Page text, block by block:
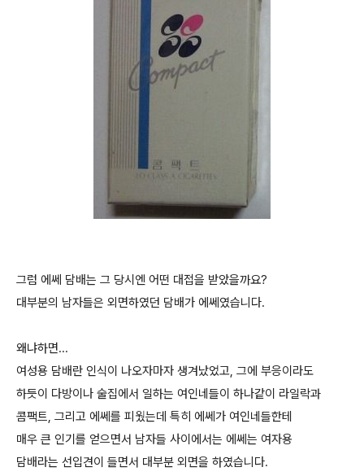
그럼 에쎄 담배는 그 당시엔 어떤 대접을 받았을까요?
대부분의 남자들은 외면하였던 담배가 에쎄였습니다.
왜냐하면...
여성용 담배란 인식이 나오자마자 생겨났었고, 그에 부응이라도
하듯이 다방이나 술집에서 일하는 여인네들이 하나같이 라일락과
콤팩트, 그리고 에쎄를 피웠는데 특히 에쎄가 여인네들한테
매우 큰 인기를 얻으면서 남자들 사이에서는 에쎄는 여자용
담배라는 선입견이 들면서 대부분 외면을 하였습니다.